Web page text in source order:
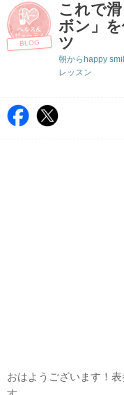
BLOG
これで
ボン」
ツ
朝からhappy
レッスン
おはようございます！